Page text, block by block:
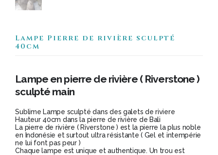
Lampe Pierre de rivière sculpté
40cm
Lampe en pierre de rivière ( Riverstone )
sculpté main
Sublime Lampe sculpté dans des galets de riviere
Hauteur 40cm dans la pierre de rivière de Bali
La pierre de rivière ( Riverstone ) est la pierre la plus noble
en Indonésie et surtout ultra résistante ( Gel et intempérie
ne lui font pas peur )
Chaque lampe est unique et authentique. Un trou est